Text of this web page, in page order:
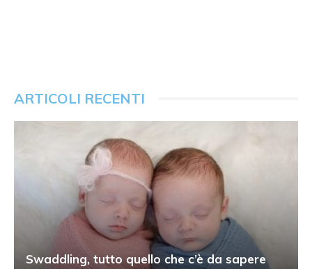
ARTICOLI RECENTI
Swaddling, tutto quello che c’è da sapere